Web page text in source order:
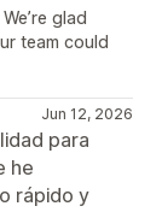
glad
team could
Jun 12, 2026
para
he
rápido y